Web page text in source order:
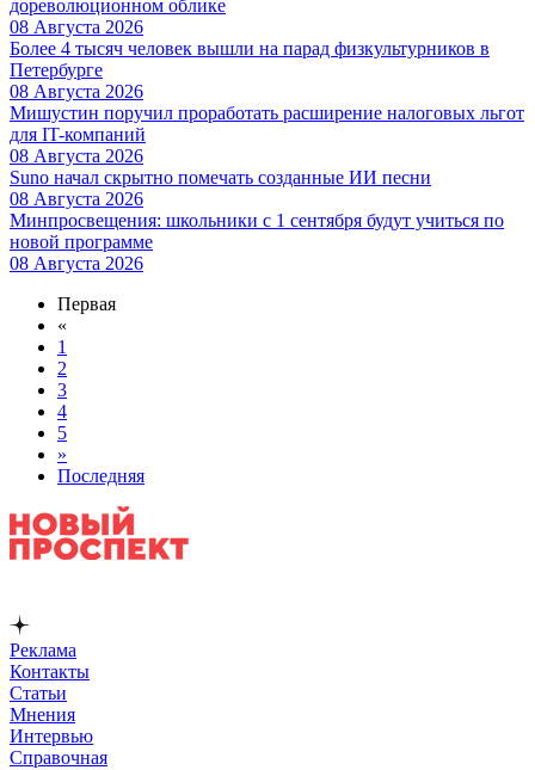
дореволюционном облике
08 Августа 2026
Более 4 тысяч человек вышли на парад физкультурников в
Петербурге
08 Августа 2026
Мишустин поручил проработать расширение налоговых льгот
для IT-компаний
08 Августа 2026
Suno начал скрытно помечать созданные ИИ песни
08 Августа 2026
Минпросвещения: школьники с 1 сентября будут учиться по
новой программе
08 Августа 2026
Первая
«
1
2
3
4
5
»
Последняя
Реклама
Контакты
Статьи
Мнения
Интервью
Справочная